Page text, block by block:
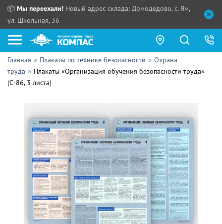
📦 Мы переехали! Новый адрес склада: Домодедово, с. Ям,
ул. Школьная, 36
Как купить?
Прайс-листы
Партнерам
Поставщикам
Обзоры
Контакты
ПН - ЧТ:
СБ, ВС:
Выдача продукции:
Главная Плакаты по технике безопасности
Охрана
труда
Плакаты «Организация обучения безопасности труда»
(С-86, 3 листа)